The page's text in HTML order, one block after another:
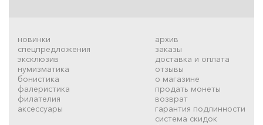
новинки
спецпредложения
эксклюзив
нумизматика
бонистика
фалеристика
филателия
аксессуары
архив
заказы
доставка и оплата
отзывы
о магазине
продать монеты
возврат
гарантия подлинности
система скидок